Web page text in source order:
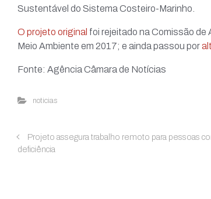
Sustentável do Sistema Costeiro-Marinho.
O projeto original foi rejeitado na Comissão de
Meio Ambiente em 2017; e ainda passou por
Fonte: Agência Câmara de Notícias
noticias
Projeto assegura trabalho remoto para pessoas
deficiência